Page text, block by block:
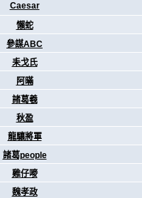
Caesar
懶蛇
參謀ABC
耒戈氏
阿暪
諸葛羲
秋盈
龍驤將軍
諸葛people
雞仔嘜
魏孝政